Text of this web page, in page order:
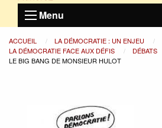
Menu
ACCUEIL
LA DÉMOCRATIE : UN ENJEU
LA DÉMOCRATIE FACE AUX DÉFIS
DÉBATS
LE BIG BANG DE MONSIEUR HULOT